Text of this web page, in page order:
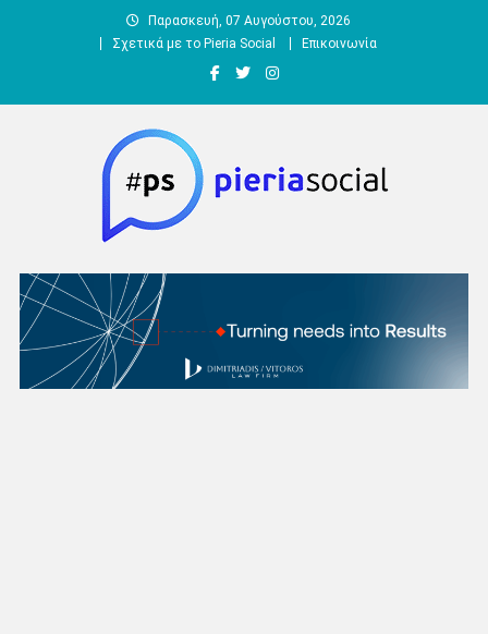
Παρασκευή, 07 Αυγούστου, 2026
Σχετικά με το Pieria Social
Επικοινωνία
Pieria Social